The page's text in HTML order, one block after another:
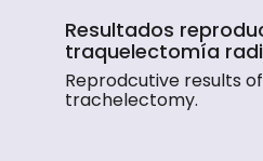
Resultados
traquelectomía
Reprodcutive results
trachelectomy.